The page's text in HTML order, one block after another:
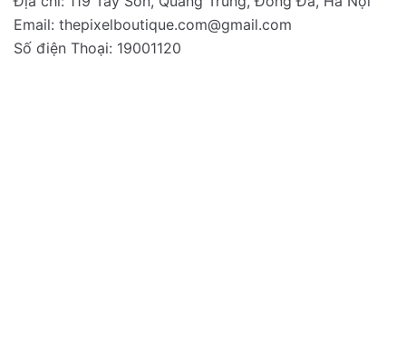
Email: thepixelboutique.com@gmail.com
Số điện Thoại: 19001120